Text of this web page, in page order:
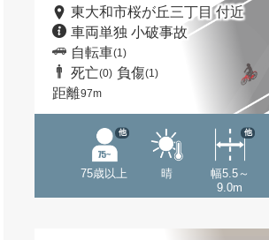
東大和市桜が丘三丁目 付近
車両単独 小破事故
自転車(1)
死亡(0) 負傷(1)
距離97m
75歳以上
他
晴
幅5.5～
9.0m
他